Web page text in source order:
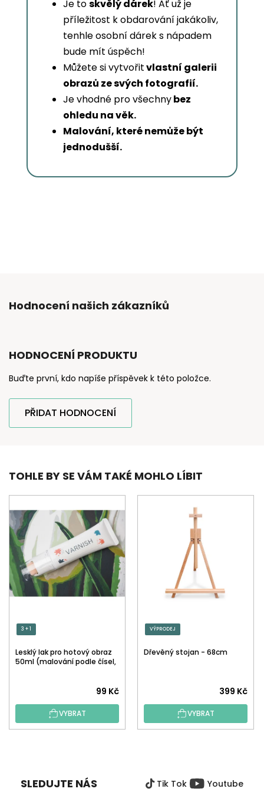
Je toskvělý dárek! Ať už je
příležitost k obdarování jakákoliv,
tenhle osobní dárek s nápadem
bude mít úspěch!
Můžete si vytvořitvlastní galerii
obrazů ze svých fotografií.
Je vhodné pro všechnybez
ohledu na věk.
Malování, které nemůže být
jednodušší.
Hodnocení našich zákazníků
HODNOCENÍ PRODUKTU
Buďte první, kdo napíše příspěvek k této položce.
PŘIDAT HODNOCENÍ
TOHLE BY SE VÁM TAKÉ MOHLO LÍBIT
3 + 1
Lesklý lak pro hotový obraz
50ml (malování podle čísel,
hodnocení
produktu
je
hvězdiček.
99 Kč
VYBRAT
VÝPRODEJ
Dřevěný stojan - 68cm
399 Kč
VYBRAT
SLEDUJTE NÁS Tik Tok Youtube